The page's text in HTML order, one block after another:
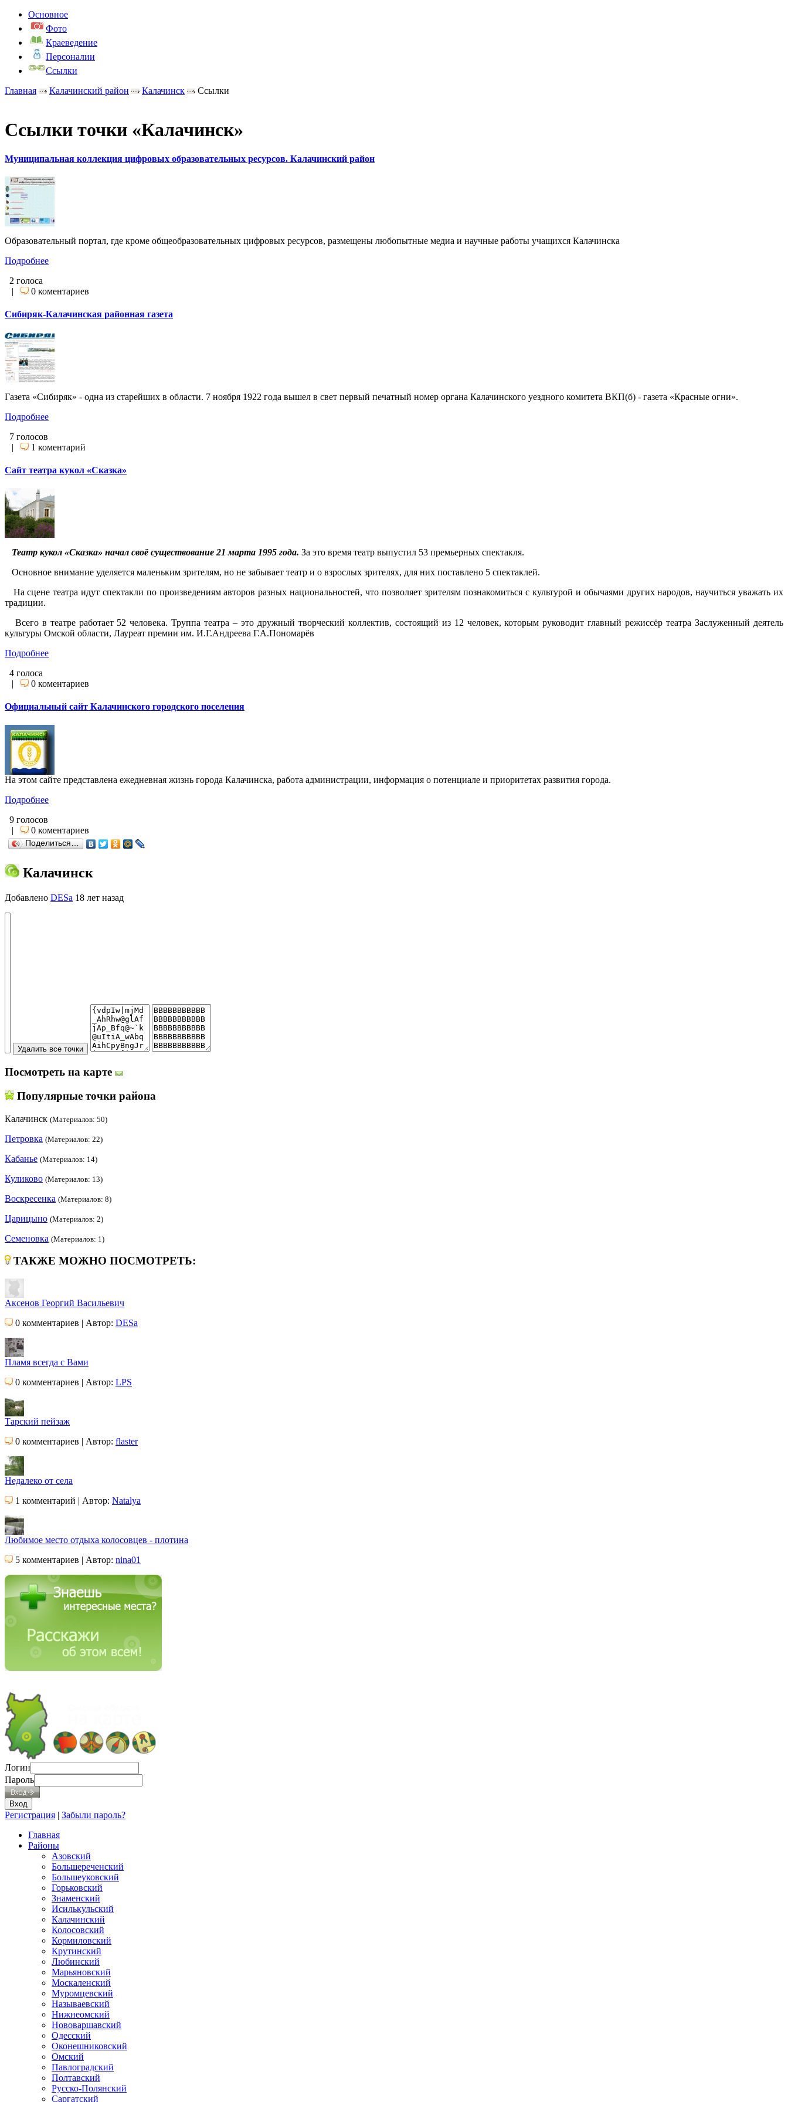
Основное
Фото
Краеведение
Персоналии
Ссылки
Главная
Калачинский район Калачинск Ссылки
Ссылки точки «Калачинск»
Муниципальная коллекция цифровых образовательных ресурсов. Калачинский район
Образовательный портал, где кроме общеобразовательных цифровых ресурсов, размещены любопытные медиа и научные работы учащихся Калачинска
Подробнее
2 голоса
|
0 коментариев
Сибиряк-Калачинская районная газета
Газета «Сибиряк» - одна из старейших в области. 7 ноября 1922 года вышел в свет первый печатный номер органа Калачинского уездного комитета ВКП(б) - газета «Красные огни».
Подробнее
7 голосов
|
1 коментарий
Сайт театра кукол «Сказка»
Театр кукол «Сказка» начал своё существование 21 марта 1995 года. За это время театр выпустил 53 премьерных спектакля.
Основное внимание уделяется маленьким зрителям, но не забывает театр и о взрослых зрителях, для них поставлено 5 спектаклей.
На сцене театра идут спектакли по произведениям авторов разных национальностей, что позволяет зрителям познакомиться с культурой и обычаями других народов, научиться уважать их
традиции.
Всего в театре работает 52 человека. Труппа театра – это дружный творческий коллектив, состоящий из 12 человек, которым руководит главный режиссёр театра Заслуженный деятель
культуры Омской области, Лауреат премии им. И.Г.Андреева Г.А.Пономарёв
Подробнее
4 голоса
|
0 коментариев
Официальный сайт Калачинского городского поселения
На этом сайте представлена ежедневная жизнь города Калачинска, работа администрации, информация о потенциале и приоритетах развития города.
Подробнее
9 голосов
|
0 коментариев
Поделиться…
Калачинск
Добавлено DESa 18 лет назад
Посмотреть на карте
Популярные точки района
Калачинск (Материалов: 50)
Петровка (Материалов: 22)
Кабанье (Материалов: 14)
Куликово (Материалов: 13)
Воскресенка (Материалов: 8)
Царицыно (Материалов: 2)
Семеновка (Материалов: 1)
ТАКЖЕ МОЖНО ПОСМОТРЕТЬ:
Аксенов Георгий Васильевич
0 комментариев | Автор: DESa
Пламя всегда с Вами
0 комментариев | Автор: LPS
Тарский пейзаж
0 комментариев | Автор: flaster
Недалеко от села
1 комментарий | Автор: Natalya
Любимое место отдыха колосовцев - плотина
5 комментариев | Автор: nina01
Логин
Пароль
Регистрация | Забыли пароль?
Главная
Районы
Азовский
Большереченский
Большеуковский
Горьковский
Знаменский
Исилькульский
Калачинский
Колосовский
Кормиловский
Крутинский
Любинский
Марьяновский
Москаленский
Муромцевский
Называевский
Нижнеомский
Нововаршавский
Одесский
Оконешниковский
Омский
Павлоградский
Полтавский
Русско-Полянский
Саргатский